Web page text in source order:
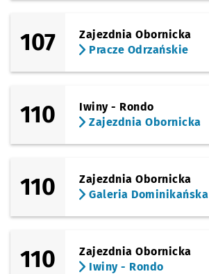
107
Zajezdnia Obornicka
Pracze Odrzańskie
110
Iwiny - Rondo
Zajezdnia Obornicka
110
Zajezdnia Obornicka
Galeria Dominikańska
110
Zajezdnia Obornicka
Iwiny - Rondo